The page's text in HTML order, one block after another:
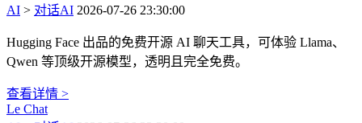
AI > 对话AI 2026-07-26 23:30:00
Hugging Face 出品的免费开源 AI 聊天工具，可体验 Llama、
Qwen 等顶级开源模型，透明且完全免费。
查看详情 >
Le Chat